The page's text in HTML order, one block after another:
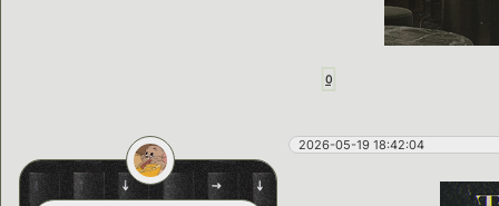
0
2026-05-19 18:42:04